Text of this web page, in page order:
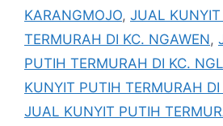
KARANGMOJO, JUAL KUNYIT
TERMURAH DI KC. NGAWEN,
PUTIH TERMURAH DI KC.
KUNYIT PUTIH TERMURAH DI
JUAL KUNYIT PUTIH